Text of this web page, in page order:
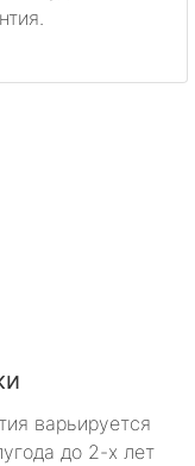
варьируется
до 2-х лет